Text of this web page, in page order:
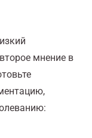
мнение в